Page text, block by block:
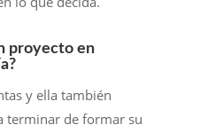
proyecto en
y ella también
terminar de formar su